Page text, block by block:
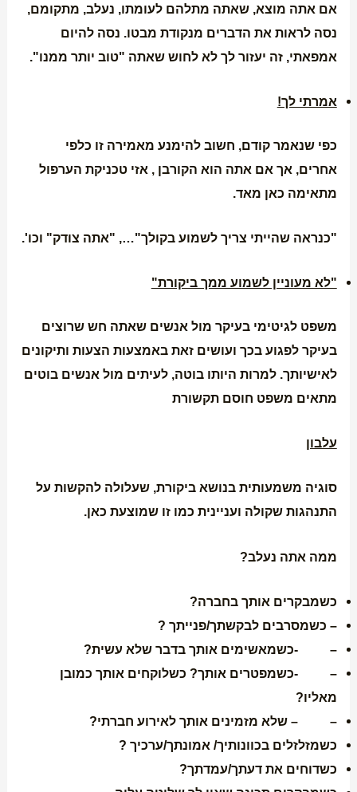
אם אתה מוצא, שאתה מתלהם לעומתו, נעלב, מתקומם,
נסה לראות את הדברים מנקודת מבטו. נסה להיום
אמפאתי, זה יעזור לך לא לחוש שאתה "טוב יותר ממנו".
אמרתי לך!
כפי שנאמר קודם, חשוב להימנע מאמירה זו כלפי
אחרים, אך אם אתה הוא הקורבן , אזי טכניקת הערפול
מתאימה כאן מאד.
"כנראה שהייתי צריך לשמוע בקולך"…, "אתה צודק" וכו'.
"לא מעוניין לשמוע ממך ביקורת"
משפט לגיטימי בעיקר מול אנשים שאתה חש שרוצים
בעיקר לפגוע בכך ועושים זאת באמצעות הצעות ותיקונים
לאישיותך. למרות היותו בוטה, לעיתים מול אנשים בוטים
מתאים משפט חוסם תקשורת
עלבון
סוגיה משמעותית בנושא ביקורת, שעלולה להקשות על
התנהגות שקולה ועניינית כמו זו שמוצעת כאן.
ממה אתה נעלב?
כשמבקרים אותך בחברה?
– כשמסרבים לבקשתך/פנייתך ?
– -כשמאשימים אותך בדבר שלא עשית?
– -כשמפטרים אותך? כשלוקחים אותך כמובן
מאליו?
– – שלא מזמינים אותך לאירוע חברתי?
כשמזלזלים בכוונותיך/ אמונתך/ערכיך ?
כשדוחים את דעתך/עמדתך?